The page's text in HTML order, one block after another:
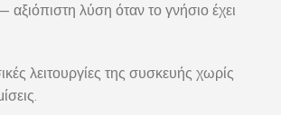
λύση όταν το γνήσιο έχει
λειτουργίες της συσκευής χωρίς